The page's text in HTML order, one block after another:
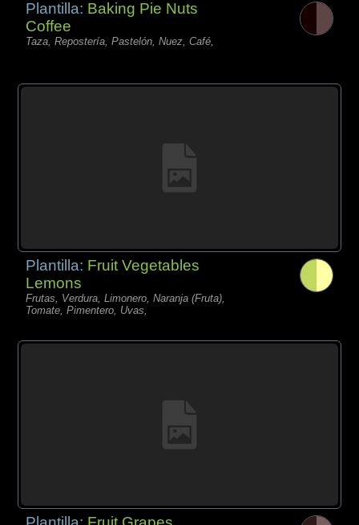
Plantilla: Baking Pie Nuts
Coffee
Taza, Repostería, Pastelón, Nuez, Café,
Plantilla: Fruit Vegetables
Lemons
Frutas, Verdura, Limonero, Naranja (Fruta),
Tomate, Pimentero, Uvas,